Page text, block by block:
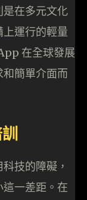
是在多元文化
運行的輕量
在全球發展
簡單介面而
技的障礙，
一差距。在